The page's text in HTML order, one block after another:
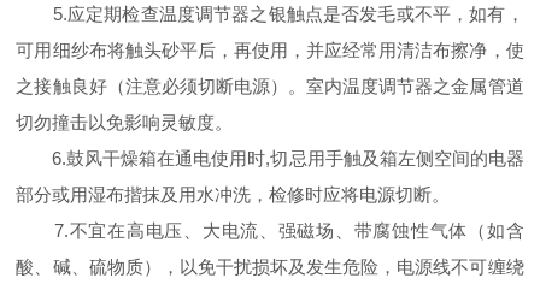
5.应定期检查温度调节器之银触点是否发毛或不平，如有，
可用细纱布将触头砂平后，再使用，并应经常用清洁布擦净，使
之接触良好（注意必须切断电源）。室内温度调节器之金属管道
切勿撞击以免影响灵敏度。
6.鼓风干燥箱在通电使用时,切忌用手触及箱左侧空间的电器
部分或用湿布揩抹及用水冲洗，检修时应将电源切断。
7.不宜在高电压、大电流、强磁场、带腐蚀性气体（如含
酸、碱、硫物质），以免干扰损坏及发生危险，电源线不可缠绕